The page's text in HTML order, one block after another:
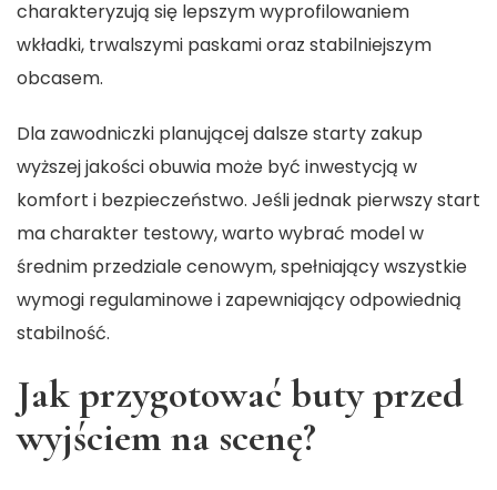
charakteryzują się lepszym wyprofilowaniem
wkładki, trwalszymi paskami oraz stabilniejszym
obcasem.
Dla zawodniczki planującej dalsze starty zakup
wyższej jakości obuwia może być inwestycją w
komfort i bezpieczeństwo. Jeśli jednak pierwszy start
ma charakter testowy, warto wybrać model w
średnim przedziale cenowym, spełniający wszystkie
wymogi regulaminowe i zapewniający odpowiednią
stabilność.
Jak przygotować buty przed
wyjściem na scenę?